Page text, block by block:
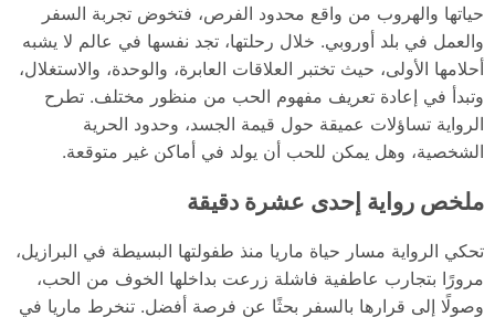
حياتها والهروب من واقع محدود الفرص، فتخوض تجربة السفر
والعمل في بلد أوروبي. خلال رحلتها، تجد نفسها في عالم لا يشبه
أحلامها الأولى، حيث تختبر العلاقات العابرة، والوحدة، والاستغلال،
وتبدأ في إعادة تعريف مفهوم الحب من منظور مختلف. تطرح
الرواية تساؤلات عميقة حول قيمة الجسد، وحدود الحرية
الشخصية، وهل يمكن للحب أن يولد في أماكن غير متوقعة.
ملخص رواية إحدى عشرة دقيقة
تحكي الرواية مسار حياة ماريا منذ طفولتها البسيطة في البرازيل،
مرورًا بتجارب عاطفية فاشلة زرعت بداخلها الخوف من الحب،
وصولًا إلى قرارها بالسفر بحثًا عن فرصة أفضل. تنخرط ماريا في